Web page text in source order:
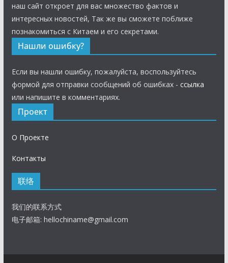
наш сайт откроет для вас множество фактов и
интересных новостей, Так же вы сможете поближе
познакомиться с Китаем и его секретами.
Нашли ошибку?
Если вы нашли ошибку, пожалуйста, воспользуйтесь
формой для отправки сообщений об ошибках - ссылка
или напишите в комментариях.
Проект
О Проекте
Контакты
联络
我们的联系方式
电子邮箱: hellochiname@gmail.com